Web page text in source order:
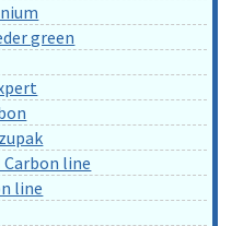
green
Carbon line
line